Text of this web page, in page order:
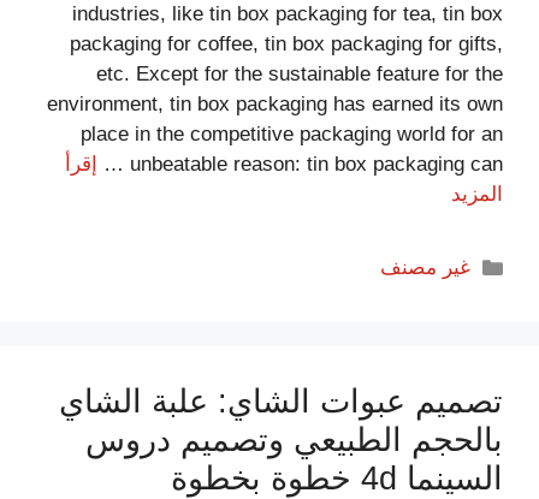
industries, like tin box packaging for tea, tin box
packaging for coffee, tin box packaging for gifts,
etc. Except for the sustainable feature for the
environment, tin box packaging has earned its own
place in the competitive packaging world for an
unbeatable reason: tin box packaging can …
إقرأ
المزيد
غير مصنف
تصميم عبوات الشاي: علبة الشاي
بالحجم الطبيعي وتصميم دروس
السينما 4d خطوة بخطوة